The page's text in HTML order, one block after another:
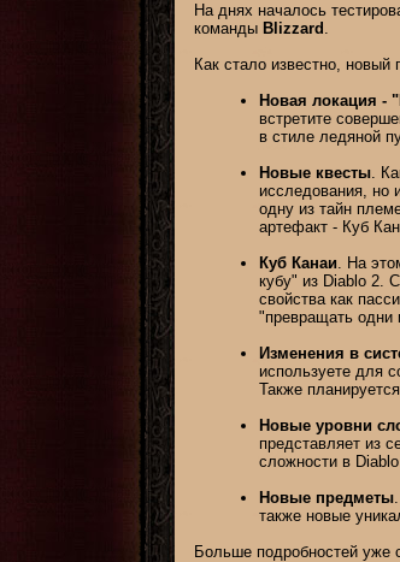
На днях началось
команды Blizzard .
Как стало известно,
Новая локация -
встретите
в стиле ледяной
Новые квесты.
исследования, но
одну из тайн
артефакт - Куб
Куб Канаи. На
кубу" из Diablo 2.
свойства как
"превращать одни
Изменения в
используете для
Также
Новые уровни
представляет из
сложности в
Новые предметы
также новые
Больше подробностей уже